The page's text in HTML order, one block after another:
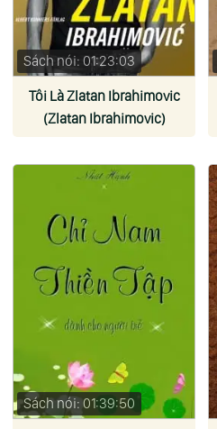
Sách nói: 01:23:03
Tôi Là Zlatan Ibrahimovic
(Zlatan Ibrahimovic)
Sách nói: 01:39:50